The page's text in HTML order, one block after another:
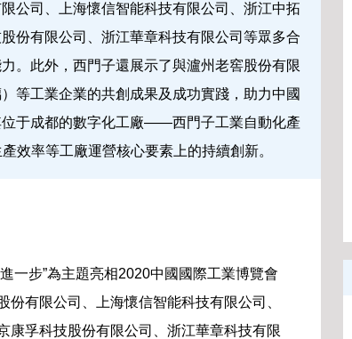
公司、上海懷信智能科技有限公司、浙江中拓
份有限公司、浙江華章科技有限公司等眾多合
。此外，西門子還展示了與瀘州老窖股份有限
等工業企業的共創成果及成功實踐，助力中國
于成都的數字化工廠——西門子工業自動化產
效率等工廠運營核心要素上的持續創新。
步”為主題亮相2020中國國際工業博覽會
份有限公司、上海懷信智能科技有限公司、
康孚科技股份有限公司、浙江華章科技有限